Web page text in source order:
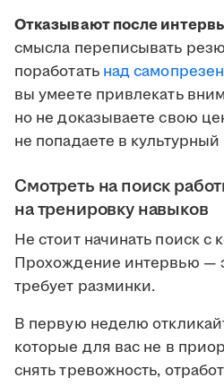
Отказывают после
смысла переписывать
поработать над
вы умеете привлекать
но не доказываете свою
не попадаете в
Смотреть на поиск
на тренировку навыков
Не стоит начинать поиск с
Прохождение интервью —
требует разминки.
В первую неделю
которые для вас не в
снять тревожность,